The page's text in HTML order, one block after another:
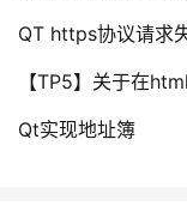
QT https协议请求
【TP5】关于在
Qt实现地址簿